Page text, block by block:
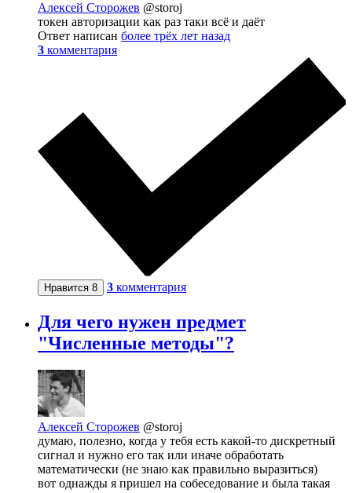
Алексей Сторожев @storoj
токен авторизации как раз таки всё и даёт
Ответ написан более трёх лет назад
3 комментария
Нравится 8 3 комментария
Для чего нужен предмет
"Численные методы"?
Алексей Сторожев @storoj
думаю, полезно, когда у тебя есть какой-то дискретный
сигнал и нужно его так или иначе обработать
математически (не знаю как правильно выразиться)
вот однажды я пришел на собеседование и была такая